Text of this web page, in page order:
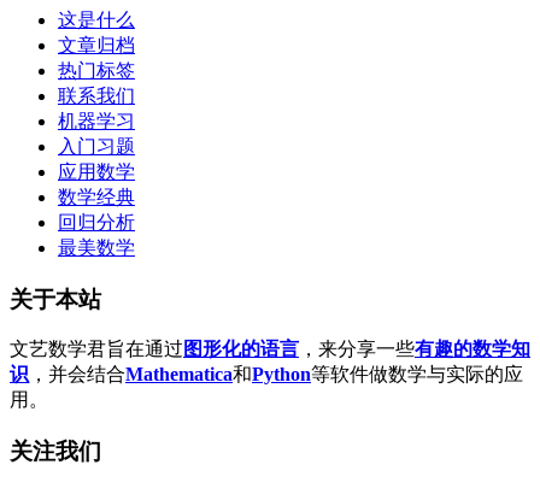
这是什么
文章归档
热门标签
联系我们
机器学习
入门习题
应用数学
数学经典
回归分析
最美数学
关于本站
文艺数学君旨在通过 图形化的语言 ，来分享一些有趣的数学知
识 ，并会结合Mathematica和Python等软件做数学与实际的应
用。
关注我们